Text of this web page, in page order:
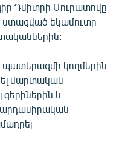
Դմիտրի Մուրատովը
ստացված եկամուտը
պատերազմի կողմերին
մարտական
գերիներին և